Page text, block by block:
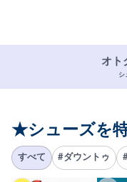
オト
シ
★シューズを
すべて #ダウントゥ